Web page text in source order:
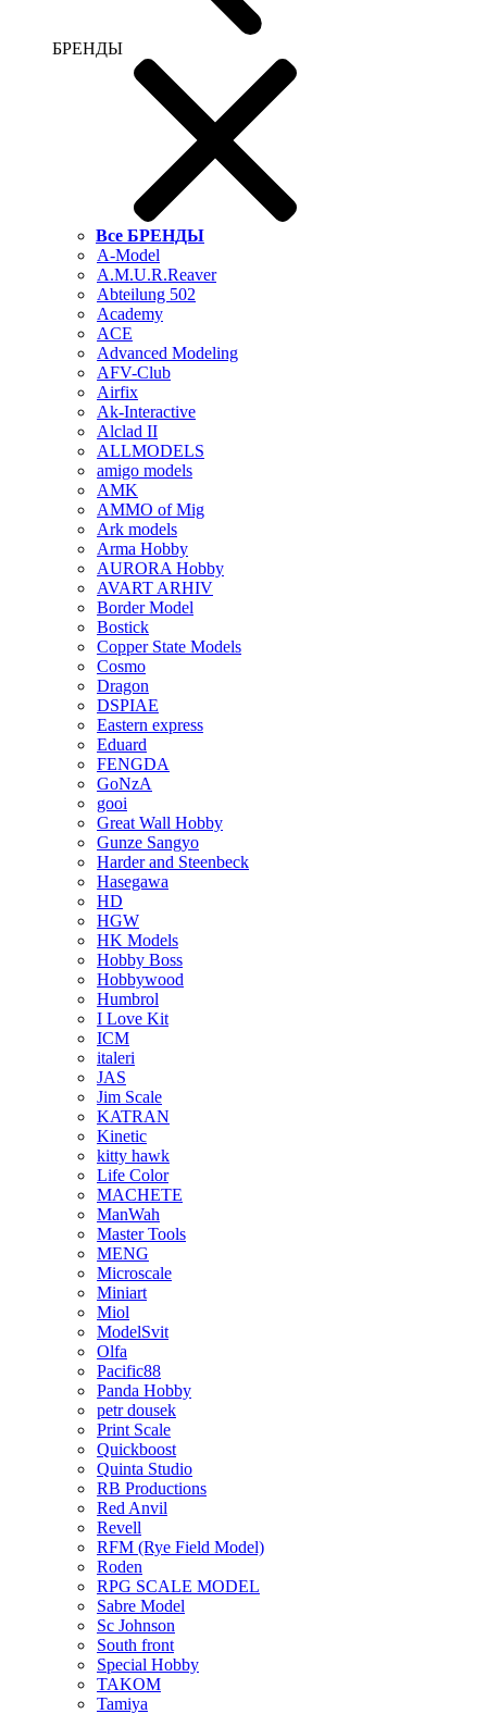
БРЕНДЫ
Все БРЕНДЫ
A-Model
A.M.U.R.Reaver
Abteilung 502
Academy
ACE
Advanced Modeling
AFV-Club
Airfix
Ak-Interactive
Alclad II
ALLMODELS
amigo models
AMK
AMMO of Mig
Ark models
Arma Hobby
AURORA Hobby
AVART ARHIV
Border Model
Bostick
Copper State Models
Cosmo
Dragon
DSPIAE
Eastern express
Eduard
FENGDA
GoNzA
gooi
Great Wall Hobby
Gunze Sangyo
Harder and Steenbeck
Hasegawa
HD
HGW
HK Models
Hobby Boss
Hobbywood
Humbrol
I Love Kit
ICM
italeri
JAS
Jim Scale
KATRAN
Kinetic
kitty hawk
Life Color
MACHETE
ManWah
Master Tools
MENG
Microscale
Miniart
Miol
ModelSvit
Olfa
Pacific88
Panda Hobby
petr dousek
Print Scale
Quickboost
Quinta Studio
RB Productions
Red Anvil
Revell
RFM (Rye Field Model)
Roden
RPG SCALE MODEL
Sabre Model
Sc Johnson
South front
Special Hobby
TAKOM
Tamiya